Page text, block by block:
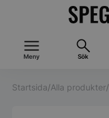
Meny Sök
Startsida/Alla produkter/